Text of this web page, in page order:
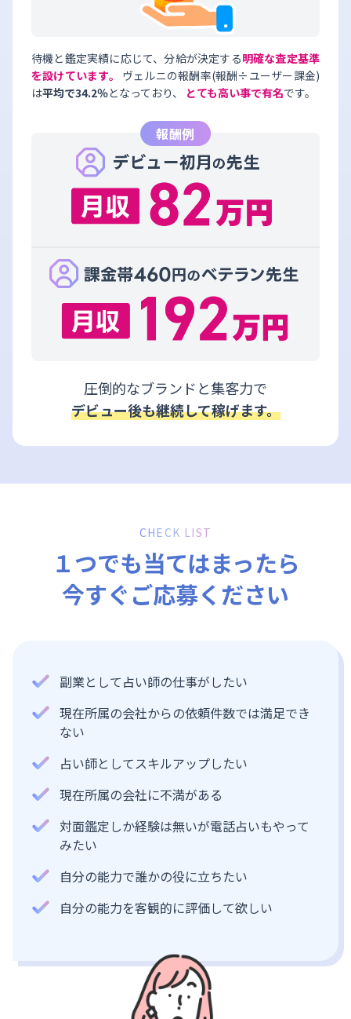
待機と鑑定実績に応じて、分給が決定する明確な査定基準
を設けています。
ヴェルニの報酬率(報酬÷ユーザー課金)
は平均で34.2％となっており、 とても高い事で有名です。
報酬例
圧倒的なブランドと集客力で
デビュー後も継続して稼げます。
CHECK LIST
１つでも当てはまったら
今すぐご応募ください
副業として占い師の仕事がしたい
現在所属の会社からの依頼件数では満足でき
ない
占い師としてスキルアップしたい
現在所属の会社に不満がある
対面鑑定しか経験は無いが電話占いもやって
みたい
自分の能力で誰かの役に立ちたい
自分の能力を客観的に評価して欲しい